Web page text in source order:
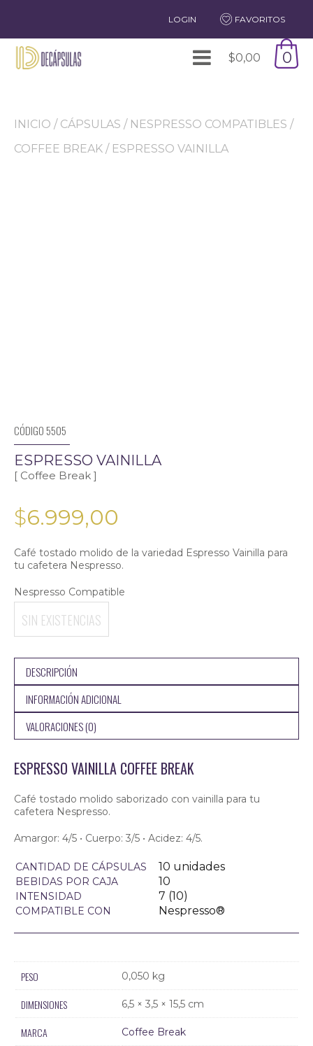
LOGIN FAVORITOS
$0,00 0
INICIO / CÁPSULAS / NESPRESSO COMPATIBLES /
COFFEE BREAK / ESPRESSO VAINILLA
CÓDIGO 5505
ESPRESSO VAINILLA
[ Coffee Break ]
$6.999,00
Café tostado molido de la variedad Espresso Vainilla para
tu cafetera Nespresso.
Nespresso Compatible
SIN EXISTENCIAS
DESCRIPCIÓN
INFORMACIÓN ADICIONAL
VALORACIONES (0)
ESPRESSO VAINILLA COFFEE BREAK
Café tostado molido saborizado con vainilla para tu
cafetera Nespresso.
Amargor: 4/5 • Cuerpo: 3/5 • Acidez: 4/5.
CANTIDAD DE CÁPSULAS 10 unidades
BEBIDAS POR CAJA 10
INTENSIDAD 7 (10)
COMPATIBLE CON Nespresso®
PESO 0,050 kg
DIMENSIONES 6,5 × 3,5 × 15,5 cm
MARCA Coffee Break